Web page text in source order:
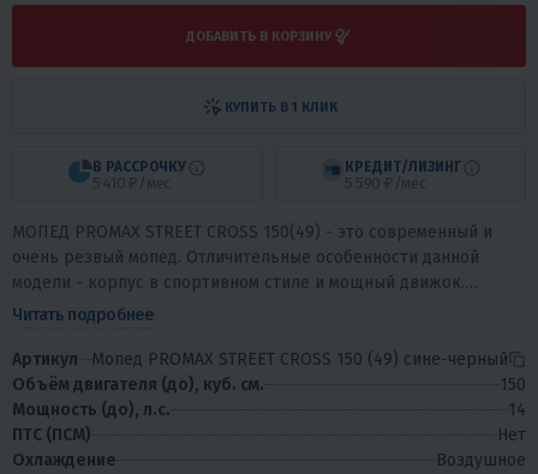
ДОБАВИТЬ В КОРЗИНУ
В РАССРОЧКУ
5 410 ₽/мес
КРЕДИТ/ЛИЗИНГ
5 590 ₽/мес
КУПИТЬ В 1 КЛИК
МОПЕД PROMAX STREET CROSS 150(49) - это современный и
очень резвый мопед. Отличительные особенности данной
модели - корпус в спортивном стиле и мощный движок.
Мопеды PROMAX действительно является...
Читать подробнее
Артикул
Мопед PROMAX STREET CROSS 150 (49) сине-черный
Объём двигателя (до), куб. см.
150
Мощность (до), л.с.
14
ПТС (ПСМ)
Нет
Охлаждение
Воздушное